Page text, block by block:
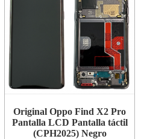
Original Oppo Find X2 Pro
Pantalla LCD Pantalla táctil
(CPH2025) Negro